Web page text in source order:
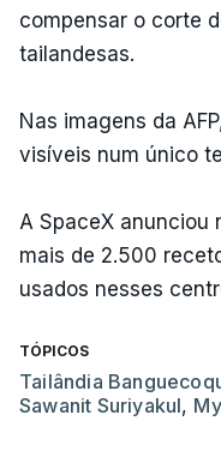
compensar o corte
tailandesas.
Nas imagens da
visíveis num único
A SpaceX anunciou
mais de 2.500
usados nesses
TÓPICOS
Tailândia
Sawanit Suriyakul,